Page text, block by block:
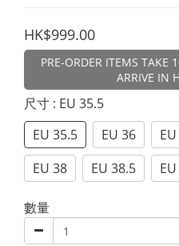
HK$999.00
PRE-ORDER ITEMS TAKE
ARRIVE IN
尺寸 : EU 35.5
EU 35.5
EU 36
EU 38
EU 38.5
數量